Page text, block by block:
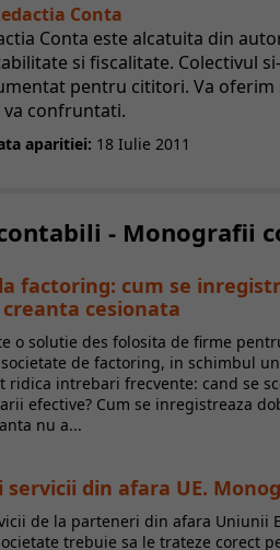
Conta
Conta este alcatuita din
si fiscalitate. Colectivul
pentru cititori. Va
va confruntati.
aparitiei: 18 Iulie 2011
- Monografii
factoring: cum se
cesionata
o solutie des folosita de firme
de factoring, in schimbul
intrebari frecvente: cand se
efective? Cum se inregistreaza
nu a...
din afara UE.
de la parteneri din afara Uniunii
trebuie sa le trateze corect